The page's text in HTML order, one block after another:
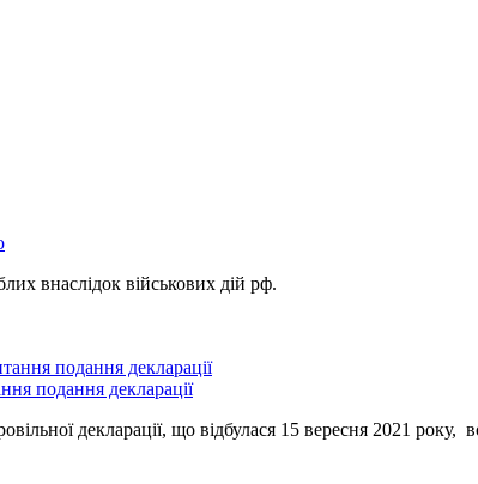
внаслідок військових дій рф.
подання декларації
декларації, що відбулася 15 вересня 2021